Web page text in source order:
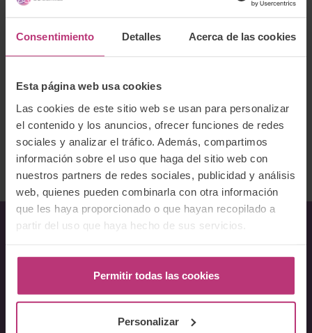
Consentimiento Detalles Acerca de las cookies
Esta página web usa cookies
Las cookies de este sitio web se usan para personalizar
el contenido y los anuncios, ofrecer funciones de redes
sociales y analizar el tráfico. Además, compartimos
información sobre el uso que haga del sitio web con
nuestros partners de redes sociales, publicidad y análisis
web, quienes pueden combinarla con otra información
que les haya proporcionado o que hayan recopilado a
partir del uso que haya hecho de sus servicios.
Permitir todas las cookies
Personalizar
– Formación certificada como Asesora de Lactancia
Correo electrónico: hola@mariapalos.com
Teléfono:634187692
Ofrece servicios Online
Volver al listado
Acerca del Instituto
Equipo
Docentes